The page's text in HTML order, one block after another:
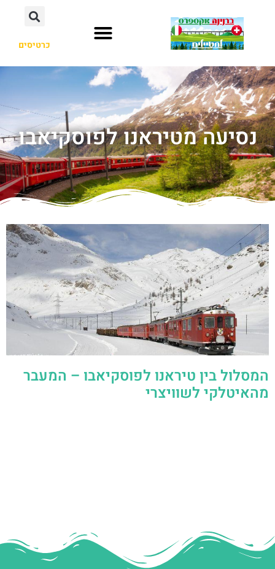
כרטיסים
נסיעה מטיראנו לפוסקיאבו
המסלול בין טיראנו לפוסקיאבו – המעבר
מהאיטלקי לשוויצרי